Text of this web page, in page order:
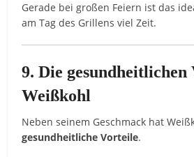
Gerade beigroßen Feiern istdas
amTagdes GrillensvielZeit.
9.Die gesundheitlichen
Weißkohl
Nebenseinem Geschmack hat
gesundheitlicheVorteile.